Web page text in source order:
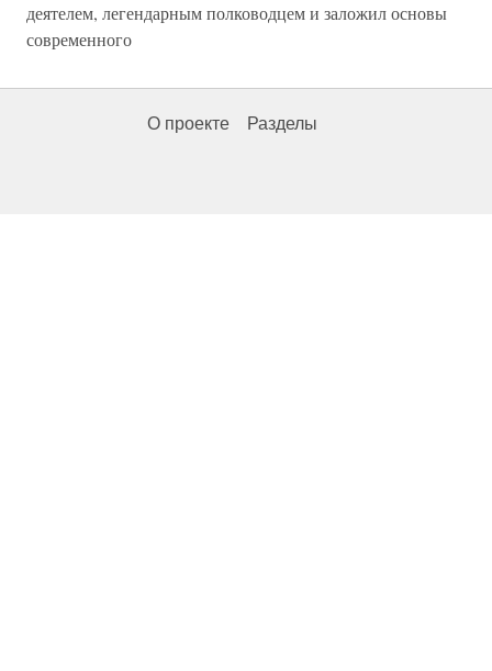
деятелем, легендарным полководцем и заложил основы
современного
О проекте Разделы